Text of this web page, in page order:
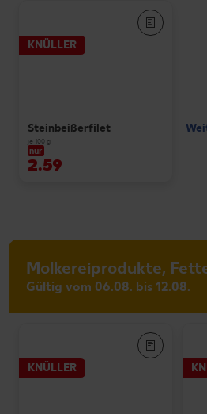
KNÜLLER
Steinbeißerfilet
je 100 g
nur
2.59
Molkereiprodukte,
Gültig vom 06.08. bis 12.08.
KNÜLLER